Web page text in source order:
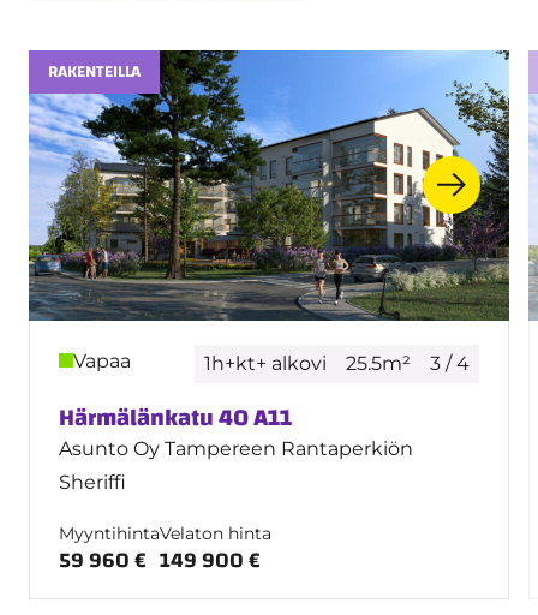
RAKENTEILLA
Vapaa 1h+kt+ alkovi 25.5m² 3 / 4
Härmälänkatu 40 A11
Asunto Oy Tampereen Rantaperkiön
Sheriffi
Myyntihinta
59 960 €
Velaton hinta
149 900 €